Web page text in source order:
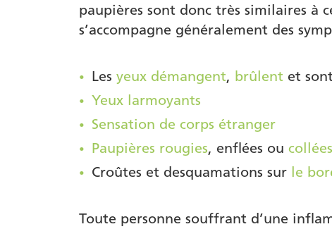
paupières sont donc très similaires à
s’accompagne généralement des
Les yeux démangent, brûlent et
Yeux larmoyants
Sensation de corps étranger
Paupières rougies, enflées ou collées
Croûtes et desquamations sur le
Toute personne souffrant d’une